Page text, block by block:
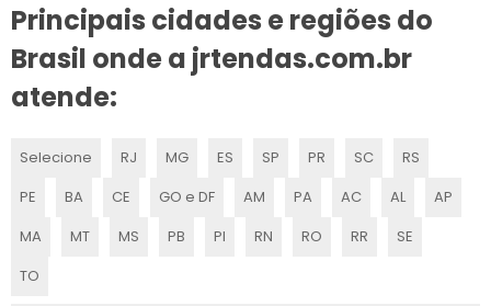
ALUGUEL DE TENDAS PARA FESTAS
LOCAÇÃO TENDA CRISTAL
ALUGUEL DE TENDAS EM INDAIATUBA
LOCAÇÃO DE TENDAS EM PORTO FELIZ
Principais cidades e regiões do
Brasil onde a jrtendas.com.br
atende:
Selecione RJ MG ES SP PR SC
RS
PE
BA CE GO e DF AM PA AC AL
AP
MA
MT MS PB PI RN RO RR
SE
TO